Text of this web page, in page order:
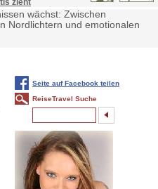
zieht
wächst: Zwischen
Nordlichtern und emotionalen
Seite auf Facebook teilen
ReiseTravel Suche